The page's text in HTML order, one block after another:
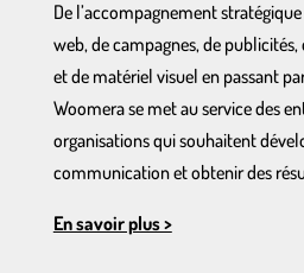
De l’accompagnement
web, de campagnes, de
et de matériel visuel en passant
Woomera se met au service des
organisations qui souhaitent
communication et obtenir des
En savoir plus >